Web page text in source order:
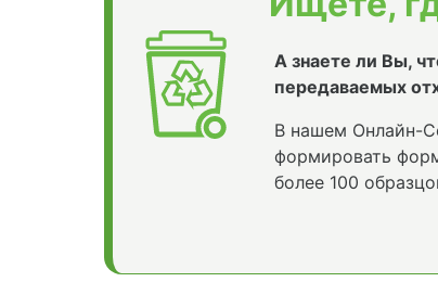
А знаете ли Вы,
передаваемых
В нашем Онлайн-
формировать
более 100